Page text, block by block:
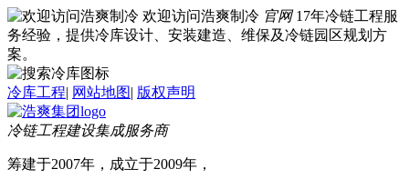
欢迎访问浩爽制冷 官网 17年冷链工程服
务经验，提供冷库设计、安装建造、维保及冷链园区规划方
案。
冷库工程| 网站地图| 版权声明
冷链工程建设集成服务商
筹建于2007年，成立于2009年，